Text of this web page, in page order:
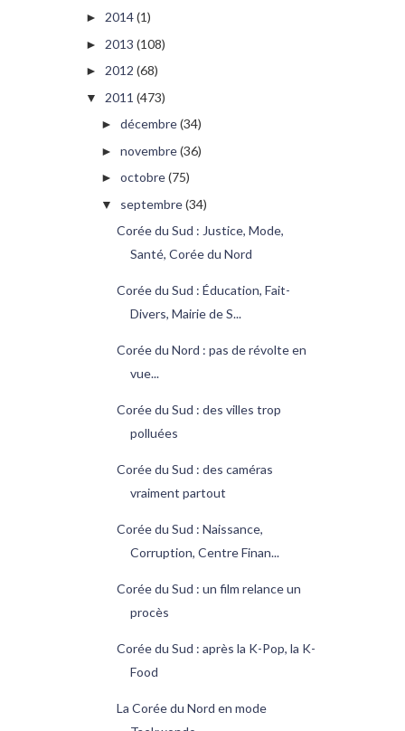
► 2014(1)
► 2013 (108)
► 2012 (68)
▼ 2011 (473)
► décembre(34)
► novembre(36)
► octobre(75)
▼ septembre(34)
Corée du Sud : Justice, Mode,
Santé, Corée du Nord
Corée du Sud : Éducation, Fait-
Divers, Mairie de S...
Corée du Nord : pas de révolte en
vue...
Corée du Sud : des villes trop
polluées
Corée du Sud : des caméras
vraiment partout
Corée du Sud : Naissance,
Corruption, Centre Finan...
Corée du Sud : un film relance un
procès
Corée du Sud : après la K-Pop, la K-
Food
La Corée du Nord en mode